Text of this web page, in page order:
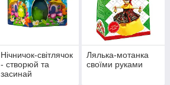
Нічничок-світлячок
- створюй та
засинай
Лялька-мотанка
своїми руками